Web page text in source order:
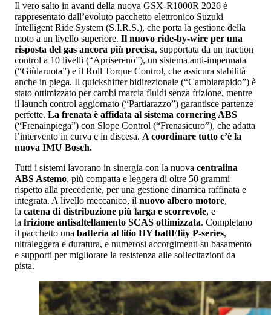
Il vero salto in avanti della nuova GSX-R1000R 2026 è
rappresentato dall’evoluto pacchetto elettronico Suzuki
Intelligent Ride System (S.I.R.S.), che porta la gestione della
moto a un livello superiore. Il nuovo ride-by-wire per una
risposta del gas ancora più precisa, supportata da un traction
control a 10 livelli (“Aprisereno”), un sistema anti-impennata
(“Giùlaruota”) e il Roll Torque Control, che assicura stabilità
anche in piega. Il quickshifter bidirezionale (“Cambiarapido”) è
stato ottimizzato per cambi marcia fluidi senza frizione, mentre
il launch control aggiornato (“Partiarazzo”) garantisce partenze
perfette. La frenata è affidata al sistema cornering ABS
(“Frenainpiega”) con Slope Control (“Frenasicuro”), che adatta
l’intervento in curva e in discesa. A coordinare tutto c’è la
nuova IMU Bosch.
Tutti i sistemi lavorano in sinergia con la nuova centralina
ABS Astemo, più compatta e leggera di oltre 50 grammi
rispetto alla precedente, per una gestione dinamica raffinata e
integrata. A livello meccanico, il nuovo albero motore,
la catena di distribuzione più larga e scorrevole, e
la frizione antisaltellamento SCAS ottimizzata. Completano
il pacchetto una batteria al litio HY battEliiy P-series,
ultraleggera e duratura, e numerosi accorgimenti su basamento
e supporti per migliorare la resistenza alle sollecitazioni da
pista.